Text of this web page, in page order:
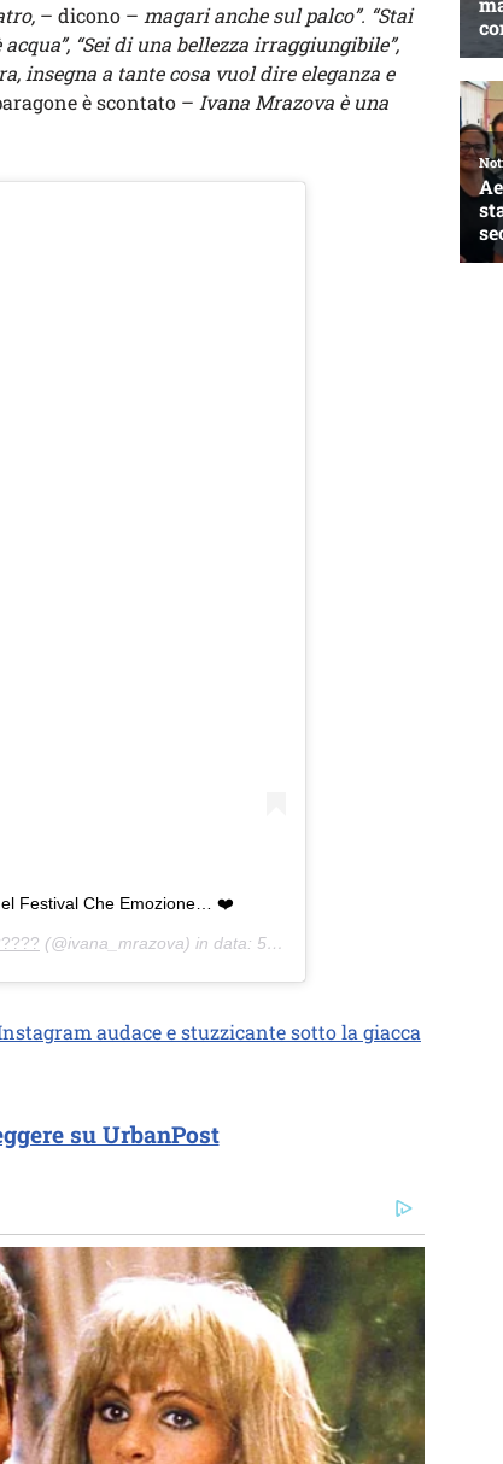
– dicono – magari anche sul palco”. “Stai
acqua”, “Sei di una bellezza irraggiungibile”,
insegna a tante cosa vuol dire eleganza e
è scontato – Ivana Mrazova è una
Festival Che Emozione… ❤️
(@ivana_mrazova) in data: 5 Feb 2020 alle ore 4:15 PST
audace e stuzzicante sotto la giacca
su UrbanPost